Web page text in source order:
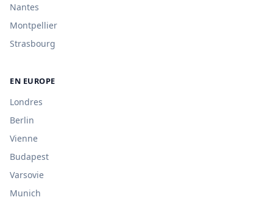
Nantes
Montpellier
Strasbourg
EN EUROPE
Londres
Berlin
Vienne
Budapest
Varsovie
Munich